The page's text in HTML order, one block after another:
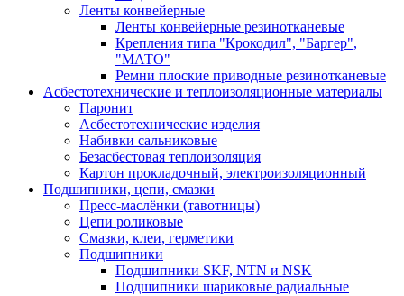
Ленты конвейерные
Ленты конвейерные резинотканевые
Крепления типа "Крокодил", "Баргер",
"МАТО"
Ремни плоские приводные резинотканевые
Асбестотехнические и теплоизоляционные материалы
Паронит
Асбестотехнические изделия
Набивки сальниковые
Безасбестовая теплоизоляция
Картон прокладочный, электроизоляционный
Подшипники, цепи, смазки
Пресс-маслёнки (тавотницы)
Цепи роликовые
Смазки, клеи, герметики
Подшипники
Подшипники SKF, NTN и NSK
Подшипники шариковые радиальные